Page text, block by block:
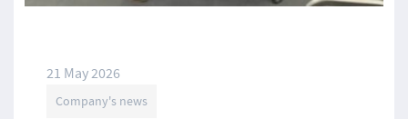
21 May 2026
Company's news